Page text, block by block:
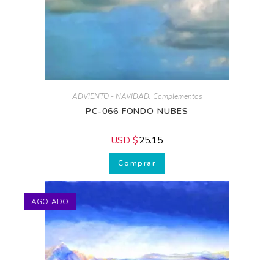
ADVIENTO - NAVIDAD,Complementos
PC-066 FONDO NUBES
USD $25.15
Comprar
AGOTADO
¿Deseas
ayuda
Gratis?
¡Suscríbete y